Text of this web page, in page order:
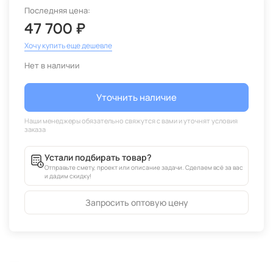
Последняя цена:
47 700 ₽
Хочу купить еще дешевле
Нет в наличии
Уточнить наличие
Устали подбирать товар?
Отправьте смету, проект или описание задачи. Сделаем всё за вас
и дадим скидку!
Запросить оптовую цену